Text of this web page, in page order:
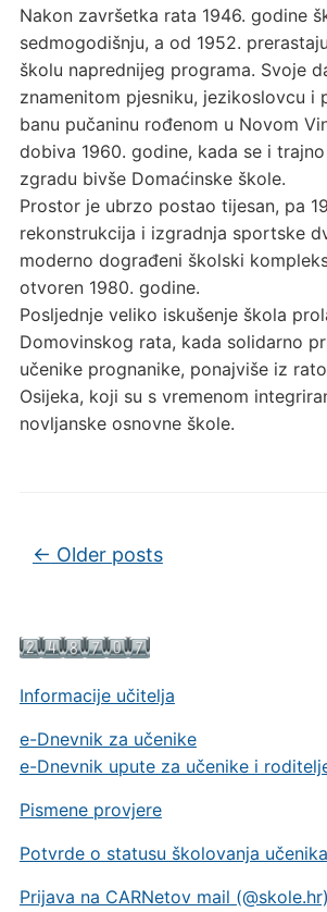
Informacije učitelja
e-Dnevnik za učenike
e-Dnevnik upute za učenike i
Pismene provjere
Potvrde o statusu školovanja učenika
Prijava na CARNetov mail (@skole.hr)
Nakon završetka rata 1946. godine
sedmogodišnju, a od 1952.
školu naprednijeg programa. Svoje
znamenitom pjesniku, jezikoslovcu i
banu pučaninu rođenom u Novom
dobiva 1960. godine, kada se i
zgradu bivše Domaćinske škole.
Prostor je ubrzo postao tijesan, pa
rekonstrukcija i izgradnja sportske
moderno dograđeni školski
otvoren 1980. godine.
Posljednje veliko iskušenje škola
Domovinskog rata, kada solidarno
učenike prognanike, ponajviše iz
Osijeka, koji su s vremenom
novljanske osnovne škole.
Post navigation
← Older posts